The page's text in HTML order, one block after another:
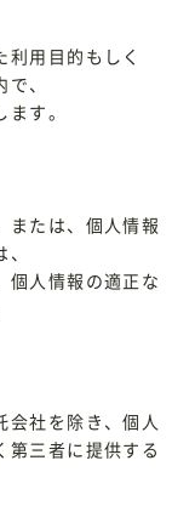
用目的もしく
、
す。
または、個人情報
個人情報の適正な
社を除き、個人
第三者に提供する